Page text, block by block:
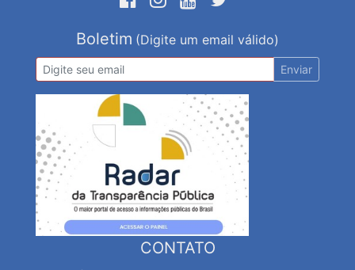
Boletim (Digite um email válido)
Enviar
CONTATO